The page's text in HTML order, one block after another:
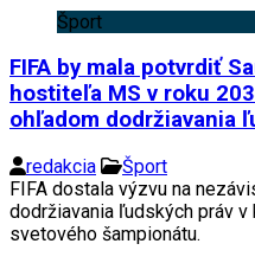
Šport
FIFA by mala potvrdiť
hostiteľa MS v roku
ohľadom dodržiavania
redakcia
Šport
FIFA dostala výzvu na
dodržiavania ľudských práv v
svetového šampionátu.